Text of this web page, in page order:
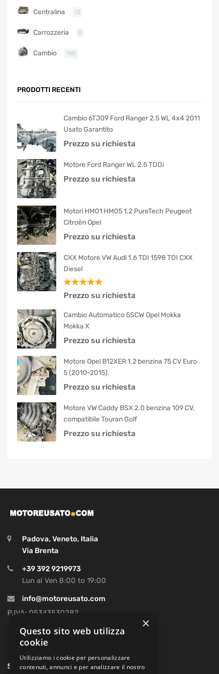
Centralina 13
Carrozzeria 8
Cambio 148
PRODOTTI RECENTI
Cambio 6TJ09 Ford Ranger 2.5 WL 4x4 2011
Usato Garantito
Prezzo su richiesta
Motore Ford Ranger WL 2.5 TDDi
Prezzo su richiesta
Motori HM01 HM05 1.2 PureTech Peugeot
Citroën Opel
Prezzo su richiesta
CXX Motore VW Audi 1.6 TDI 1598 TDI CXX
Diesel
Valutato
Prezzo su richiesta
Cambio Automatico 5SCW Opel Mokka
Mokka X
Prezzo su richiesta
Motore Opel B12XER 1.2 benzina 75 CV Euro
5 (2010-2015).
Prezzo su richiesta
Motore VW Caddy BSX 2.0 benzina 109 CV,
compatibile Touran Golf
Prezzo su richiesta
Padova, Veneto, Italia
Via Brenta
+39 392 9219973
Lun al Ven 8:00 to 19:00
info@motoreusato.com
P.IVA: 05343530282
SOCIAL
×
Questo sito web utilizza
cookie
Utilizziamo i cookie per personalizzare
contenuti, annunci e per analizzare il nostro